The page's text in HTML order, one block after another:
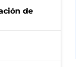
de